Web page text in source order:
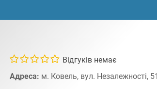
Відгуків немає
Адреса: м. Ковель, вул. Незалежності,